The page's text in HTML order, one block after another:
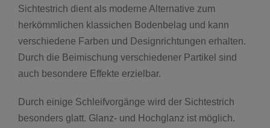
Sichtestrich dient als moderne Alternative zum
herkömmlichen klassichen Bodenbelag und kann
verschiedene Farben und Designrichtungen erhalten.
Durch die Beimischung verschiedener Partikel sind
auch besondere Effekte erzielbar.
Durch einige Schleifvorgänge wird der Sichtestrich
besonders glatt. Glanz- und Hochglanz ist möglich.